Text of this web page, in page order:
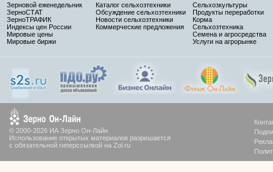
Зерновой еженедельник
ЗерноСТАТ
ЗерноТРАФИК
Индексы цен России
Мировые цены
Мировые биржи
Каталог сельхозтехники
Обсуждение сельхозтехники
Новости сельхозтехники
Коммерческие предложения
Сельхозкультуры
Продукты переработки
Корма
Сельхозтехника
Семена и агросредства
Услуги на агрорынке
© 2000-2026 ИА Зерно Он-Лайн
Использование открытых материалов разрешается
с обязательной гиперссылкой на Zol.ru